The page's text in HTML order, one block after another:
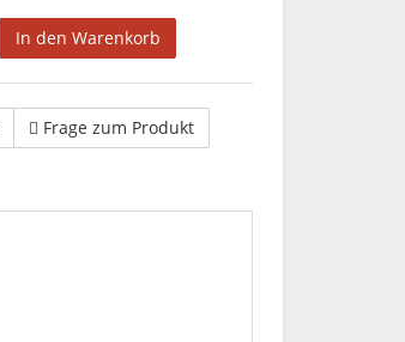
In den Warenkorb
Frage zum Produkt